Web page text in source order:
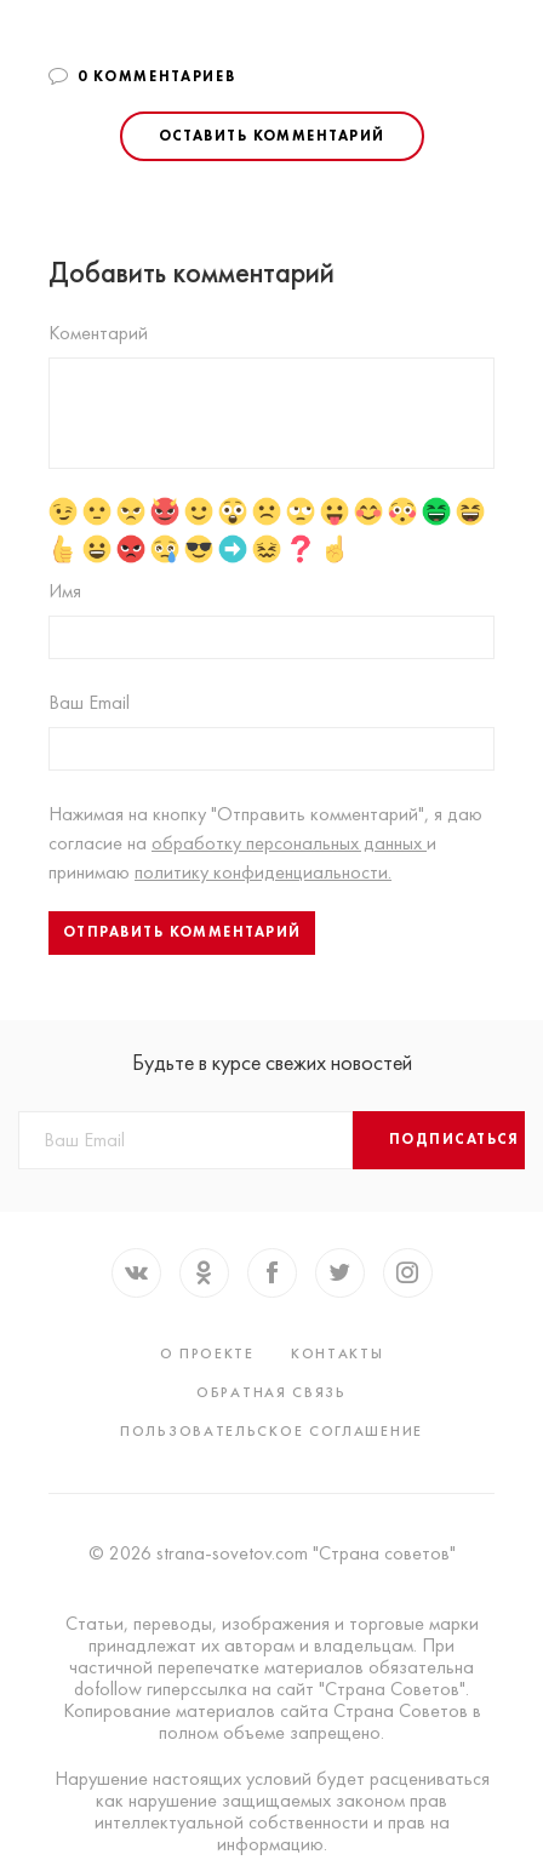
0 КОММЕНТАРИЕВ
ОСТАВИТЬ КОММЕНТАРИЙ
Добавить комментарий
Коментарий
Имя
Ваш Email
Нажимая на кнопку "Отправить комментарий", я даю
согласие на обработку персональных данных и
принимаю политику конфиденциальности.
Будьте в курсе свежих новостей
ПОДПИСАТЬСЯ
О ПРОЕКТЕ
КОНТАКТЫ
ОБРАТНАЯ СВЯЗЬ
ПОЛЬЗОВАТЕЛЬСКОЕ СОГЛАШЕНИЕ
© 2026 strana-sovetov.com "Страна советов"
Статьи, переводы, изображения и торговые марки
принадлежат их авторам и владельцам. При
частичной перепечатке материалов обязательна
dofollow гиперссылка на сайт "Страна Советов".
Копирование материалов сайта Страна Советов в
полном объеме запрещено.
Нарушение настоящих условий будет расцениваться
как нарушение защищаемых законом прав
интеллектуальной собственности и прав на
информацию.